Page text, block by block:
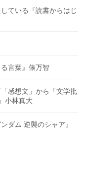
ている『読書からはじ
言葉』俵万智
感想文」から「文学批
小林真大
ダム 逆襲のシャア』